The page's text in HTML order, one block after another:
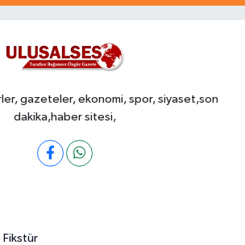
gazeteler, ekonomi, spor, siyaset,son
dakika,haber sitesi,
Fikstür